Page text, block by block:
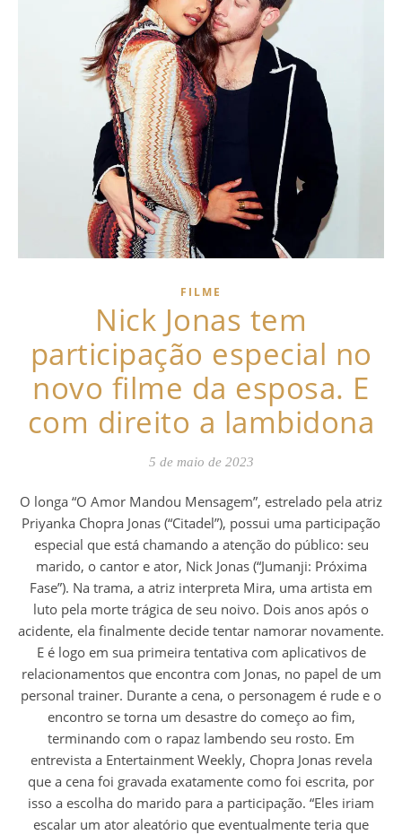
FILME
Nick Jonas tem
participação especial no
novo filme da esposa. E
com direito a lambidona
5 de maio de 2023
O longa “O Amor Mandou Mensagem”, estrelado pela atriz
Priyanka Chopra Jonas (“Citadel”), possui uma participação
especial que está chamando a atenção do público: seu
marido, o cantor e ator, Nick Jonas (“Jumanji: Próxima
Fase”). Na trama, a atriz interpreta Mira, uma artista em
luto pela morte trágica de seu noivo. Dois anos após o
acidente, ela finalmente decide tentar namorar novamente.
E é logo em sua primeira tentativa com aplicativos de
relacionamentos que encontra com Jonas, no papel de um
personal trainer. Durante a cena, o personagem é rude e o
encontro se torna um desastre do começo ao fim,
terminando com o rapaz lambendo seu rosto. Em
entrevista a Entertainment Weekly, Chopra Jonas revela
que a cena foi gravada exatamente como foi escrita, por
isso a escolha do marido para a participação. “Eles iriam
escalar um ator aleatório que eventualmente teria que